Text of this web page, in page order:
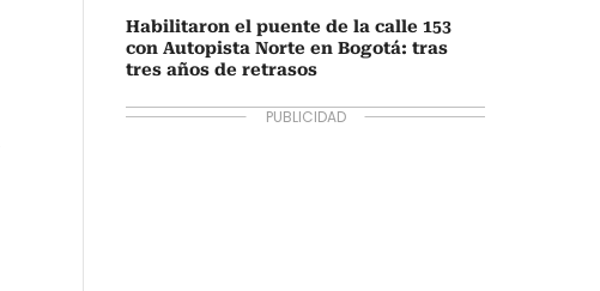
Habilitaron el puente de la calle 153
con Autopista Norte en Bogotá: tras
tres años de retrasos